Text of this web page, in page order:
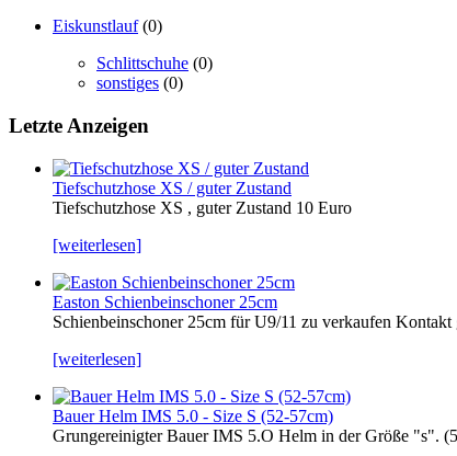
Eiskunstlauf(0)
Schlittschuhe (0)
sonstiges (0)
Letzte Anzeigen
Tiefschutzhose XS / guter Zustand
Tiefschutzhose XS , guter Zustand 10 Euro
[weiterlesen]
Easton Schienbeinschoner 25cm
Schienbeinschoner 25cm für U9/11 zu verkaufen
[weiterlesen]
Bauer Helm IMS 5.0 - Size S (52-57cm)
Grungereinigter Bauer IMS 5.O Helm in der Größe "s".